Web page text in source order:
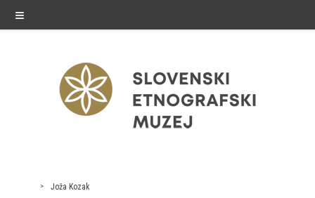
≡
razstaveJoža Kozak